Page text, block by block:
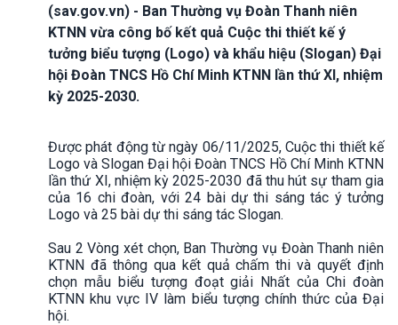
(sav.gov.vn) - Ban Thường vụ Đoàn Thanh niên
KTNN vừa công bố kết quả Cuộc thi thiết kế ý
tưởng biểu tượng (Logo) và khẩu hiệu (Slogan) Đại
hội Đoàn TNCS Hồ Chí Minh KTNN lần thứ XI, nhiệm
kỳ 2025-2030.
Được phát động từ ngày 06/11/2025, Cuộc thi thiết kế
Logo và Slogan Đại hội Đoàn TNCS Hồ Chí Minh KTNN
lần thứ XI, nhiệm kỳ 2025-2030 đã thu hút sự tham gia
của 16 chi đoàn, với 24 bài dự thi sáng tác ý tưởng
Logo và 25 bài dự thi sáng tác Slogan.
Sau 2 Vòng xét chọn, Ban Thường vụ Đoàn Thanh niên
KTNN đã thông qua kết quả chấm thi và quyết định
chọn mẫu biểu tượng đoạt giải Nhất của Chi đoàn
KTNN khu vực IV làm biểu tượng chính thức của Đại
hội.